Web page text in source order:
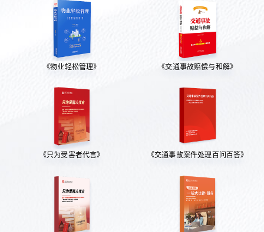
《物业轻松管理》 《交通事故赔偿与和解》
《只为受害者代言》 《交通事故案件处理百问百答》